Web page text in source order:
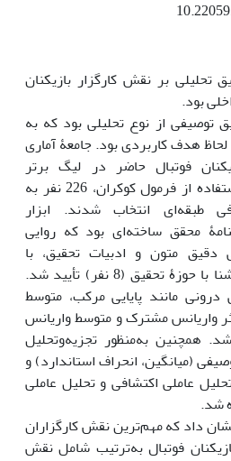
تحلیلی بر نقش کارگزار بازیکنان
بود.
توصیفی از نوع تحلیلی بود که به
هدف کاربردی بود. جامعۀ آماری
فوتبال حاضر در لیگ برتر
خلیج‌فارس بودند که با استفاده از فرمول کوکران، 226 نفر به
طبقه‌ای انتخاب شدند. ابزار
محقق ساخته‌ای بود که روایی
متون و ادبیات تحقیق، با
نظرخواهی از متخصصان آشنا با حوزۀ تحقیق (8 نفر) تأیید شد.
مانند پایایی مرکب، متوسط
واریانس مشترک و متوسط واریانس
همچنین به‌منظور تجزیه‌وتحلیل
(میانگین، انحراف استاندارد) و
عاملی اکتشافی و تحلیل عاملی
شد.
داد که مهم‌ترین نقش کارگزاران
فوتبال به‌ترتیب شامل نقش